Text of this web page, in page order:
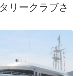
リークラブさ